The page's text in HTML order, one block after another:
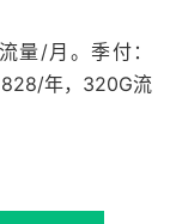
量/月。季付：
年，320G流